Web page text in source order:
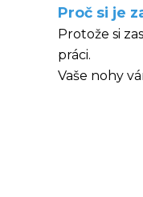
Proč si je
Protože si
práci.
Vaše nohy